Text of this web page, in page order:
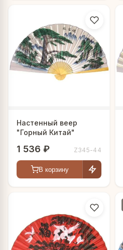
Настенный веер
"Горный Китай"
1 536 ₽ Z345-44
В корзину